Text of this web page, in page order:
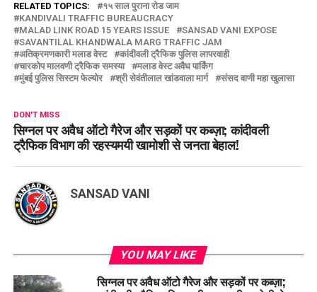
RELATED TOPICS:
१५ साल पुराना रोड जाम
KANDIVALI TRAFFIC BUREAUCRACY
MALAD LINK ROAD 15 YEARS ISSUE
SANSAD VANI EXPOSE
SAVANTILAL KHANDWALA MARG TRAFFIC JAM
अतिक्रमणकारी मलाड वेस्ट
कांदीवली ट्रैफिक पुलिस लापरवाही
चारकोप मालवणी ट्रैफिक समस्या
मलाड वेस्ट अवैध पार्किंग
मुंबई पुलिस सिस्टम फेल्योर
श्री सेवंतीलाल खांडवाला मार्ग संसद वाणी महा खुलासा
DON'T MISS
सिग्नल पर अवैध ऑटो गैरेज और सड़कों पर कब्ज़ा; कांदीवली
ट्रैफिक विभाग की रहस्यमयी खामोशी से जनता बेहाल!
SANSAD VANI
YOU MAY LIKE
सिग्नल पर अवैध ऑटो गैरेज और सड़कों पर कब्ज़ा;